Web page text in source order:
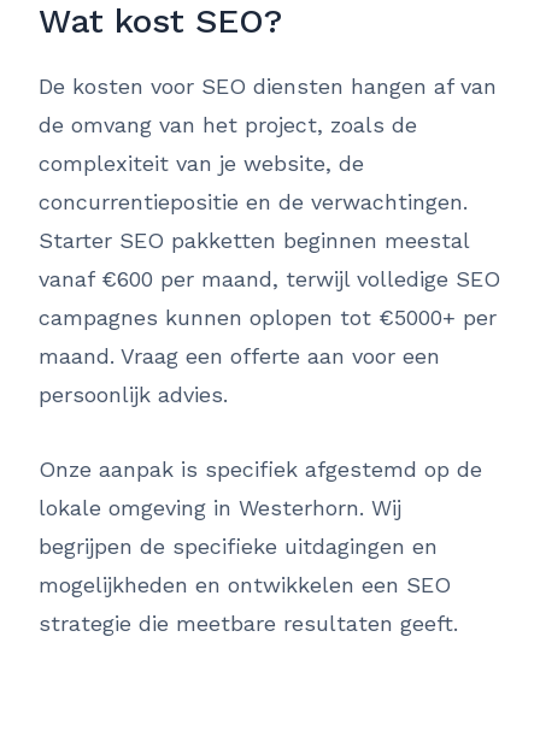
Wat kost SEO?
De kosten voor SEO diensten hangen af van
de omvang van het project, zoals de
complexiteit van je website, de
concurrentiepositie en de verwachtingen.
Starter SEO pakketten beginnen meestal
vanaf €600 per maand, terwijl volledige SEO
campagnes kunnen oplopen tot €5000+ per
maand. Vraag een offerte aan voor een
persoonlijk advies.
Onze aanpak is specifiek afgestemd op de
lokale omgeving in Westerhorn. Wij
begrijpen de specifieke uitdagingen en
mogelijkheden en ontwikkelen een SEO
strategie die meetbare resultaten geeft.